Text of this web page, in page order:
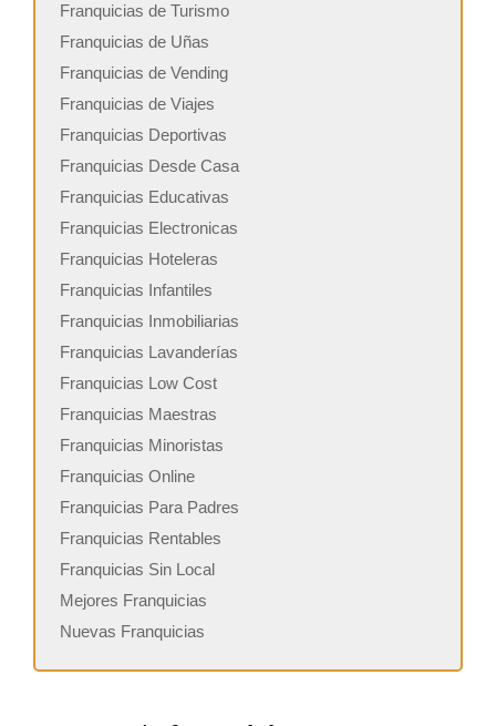
Franquicias de Turismo
Franquicias de Uñas
Franquicias de Vending
Franquicias de Viajes
Franquicias Deportivas
Franquicias Desde Casa
Franquicias Educativas
Franquicias Electronicas
Franquicias Hoteleras
Franquicias Infantiles
Franquicias Inmobiliarias
Franquicias Lavanderías
Franquicias Low Cost
Franquicias Maestras
Franquicias Minoristas
Franquicias Online
Franquicias Para Padres
Franquicias Rentables
Franquicias Sin Local
Mejores Franquicias
Nuevas Franquicias